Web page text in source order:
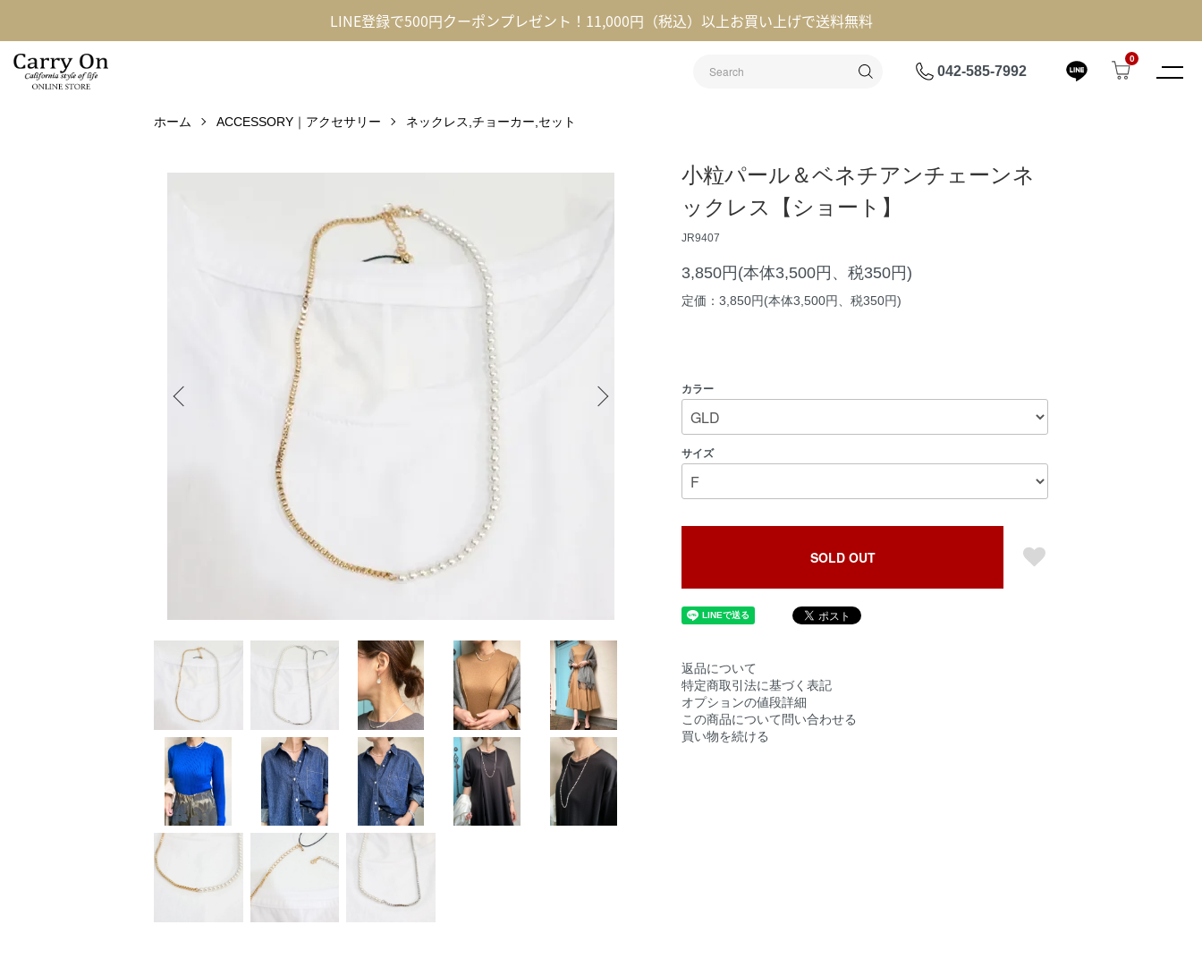
LINE登録で500円クーポンプレゼント！11,000円（税込）以上お買い上げで送料無料
042-585-7992
0
ホーム ACCESSORY｜アクセサリー ネックレス,チョーカー,セット
小粒パール＆ベネチアンチェーンネ
ックレス【ショート】
JR9407
3,850円(本体3,500円、税350円)
定価：3,850円(本体3,500円、税350円)
カラー
サイズ
SOLD OUT
返品について
特定商取引法に基づく表記
オプションの値段詳細
この商品について問い合わせる
買い物を続ける